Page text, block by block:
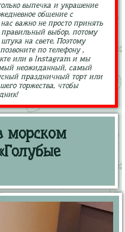
выпечка и украшение
общение с
важно не просто принять
выбор, потому
на свете. Поэтому
по телефону ,
или в Instagram и мы
неожиданный, самый
праздничный торт или
торжества, чтобы
морском